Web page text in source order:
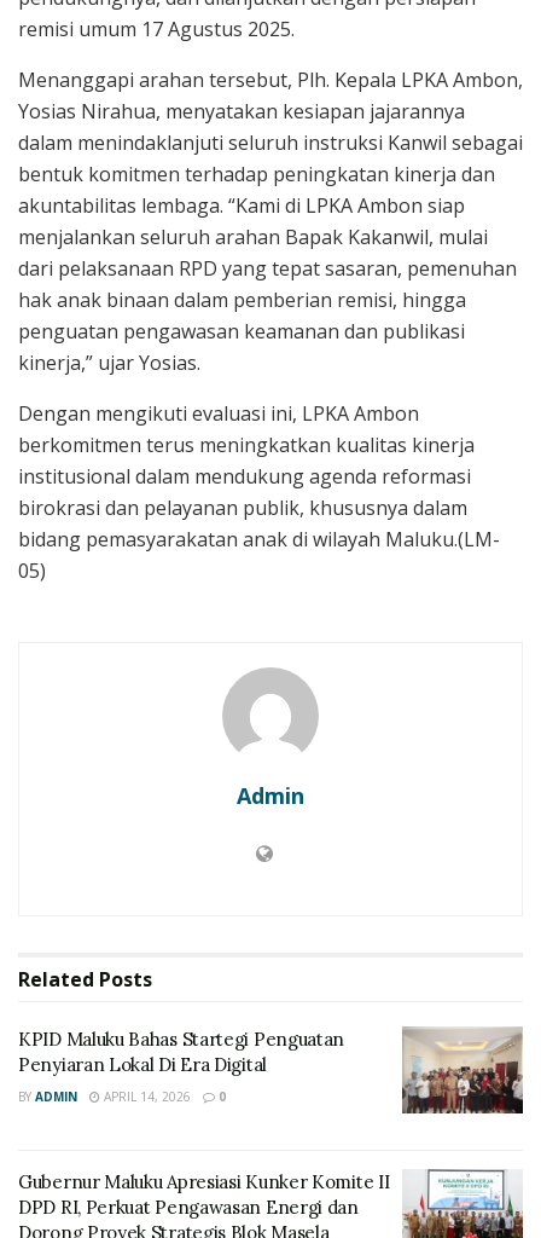
remisi umum 17 Agustus 2025.
Menanggapi arahan tersebut, Plh. Kepala LPKA Ambon,
Yosias Nirahua, menyatakan kesiapan jajarannya
dalam menindaklanjuti seluruh instruksi Kanwil sebagai
bentuk komitmen terhadap peningkatan kinerja dan
akuntabilitas lembaga. “Kami di LPKA Ambon siap
menjalankan seluruh arahan Bapak Kakanwil, mulai
dari pelaksanaan RPD yang tepat sasaran, pemenuhan
hak anak binaan dalam pemberian remisi, hingga
penguatan pengawasan keamanan dan publikasi
kinerja,” ujar Yosias.
Dengan mengikuti evaluasi ini, LPKA Ambon
berkomitmen terus meningkatkan kualitas kinerja
institusional dalam mendukung agenda reformasi
birokrasi dan pelayanan publik, khususnya dalam
bidang pemasyarakatan anak di wilayah Maluku.(LM-
05)
Admin
Related Posts
KPID Maluku Bahas Startegi Penguatan
Penyiaran Lokal Di Era Digital
BY ADMIN APRIL 14, 2026 0
Gubernur Maluku Apresiasi Kunker Komite II
DPD RI, Perkuat Pengawasan Energi dan
Dorong Proyek Strategis Blok Masela